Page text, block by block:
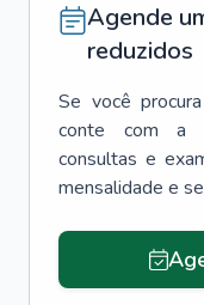
Agende
reduzidos
Se você
conte com a
consultas e
mensalidade e